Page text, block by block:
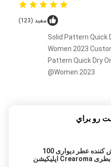
مفید (123)
Solid Pattern Quick
Women 2023
Pattern Quick Dry
Women 2023@
رو براي
دستگاه پخش کننده عطر دیواری 100
میلی لیتری بطری Crearoma اپلیکیشن